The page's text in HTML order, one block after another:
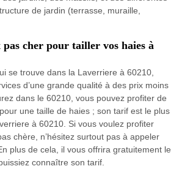
de jardin (terrasse, muraille,
cher pour tailler vos haies à
se trouve dans la Laverriere à 60210,
d’une grande qualité à des prix moins
dans le 60210, vous pouvez profiter de
une taille de haies ; son tarif est le plus
à 60210. Si vous voulez profiter
chère, n’hésitez surtout pas à appeler
plus de cela, il vous offrira gratuitement le
connaître son tarif.